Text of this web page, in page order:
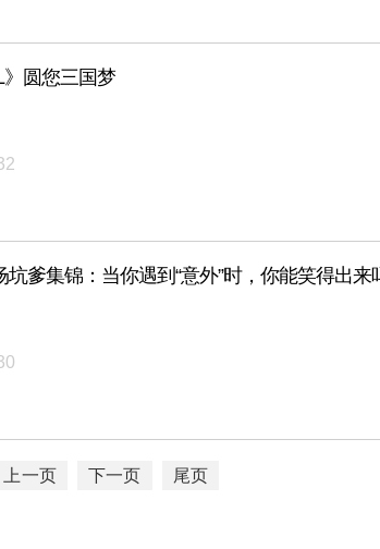
圆您三国梦
坑爹集锦：当你遇到“意外”时，你能笑得出来
上一页 下一页 尾页